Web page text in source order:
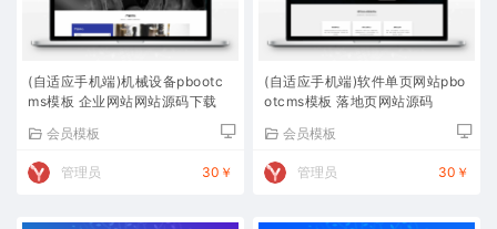
(自适应手机端)机械设备pbootc
ms模板 企业网站网站源码下载
会员模板
管理员 30￥
(自适应手机端)软件单页网站pbo
otcms模板 落地页网站源码
会员模板
管理员 30￥